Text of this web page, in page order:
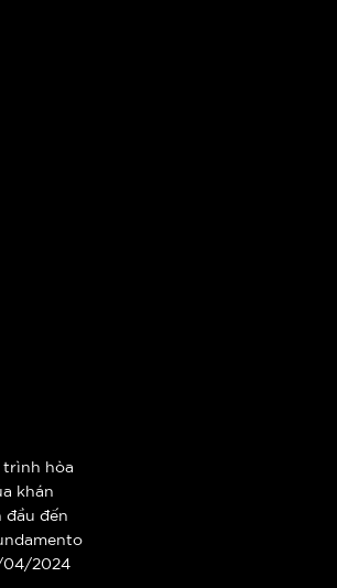
trình hòa
khán
đến
04/2024